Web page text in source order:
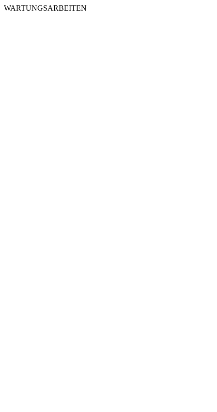
WARTUNGSARBEITEN